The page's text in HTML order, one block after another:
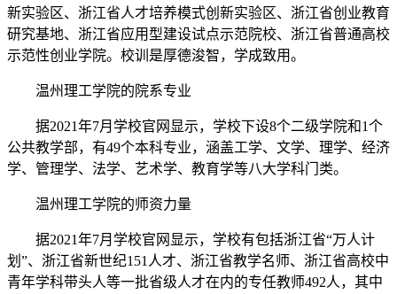
新实验区、浙江省人才培养模式创新实验区、浙江省创业教育
研究基地、浙江省应用型建设试点示范院校、浙江省普通高校
示范性创业学院。校训是厚德浚智，学成致用。
温州理工学院的院系专业
据2021年7月学校官网显示，学校下设8个二级学院和1个
公共教学部，有49个本科专业，涵盖工学、文学、理学、经济
学、管理学、法学、艺术学、教育学等八大学科门类。
温州理工学院的师资力量
据2021年7月学校官网显示，学校有包括浙江省“万人计
划”、浙江省新世纪151人才、浙江省教学名师、浙江省高校中
青年学科带头人等一批省级人才在内的专任教师492人，其中